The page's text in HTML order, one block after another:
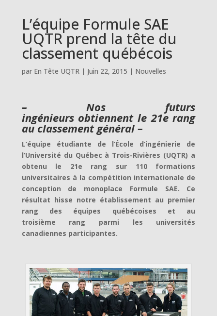
L’équipe Formule SAE
UQTR prend la tête du
classement québécois
par En Tête UQTR| Juin 22, 2015 | Nouvelles
– Nos futurs
ingénieurs obtiennent le 21e rang
au classement général –
L’équipe étudiante de l’École d’ingénierie de
l’Université du Québec à Trois-Rivières (UQTR) a
obtenu le 21e rang sur 110 formations
universitaires à la compétition internationale de
conception de monoplace Formule SAE. Ce
résultat hisse notre établissement au premier
rang des équipes québécoises et au
troisième rang parmi les universités
canadiennes participantes.